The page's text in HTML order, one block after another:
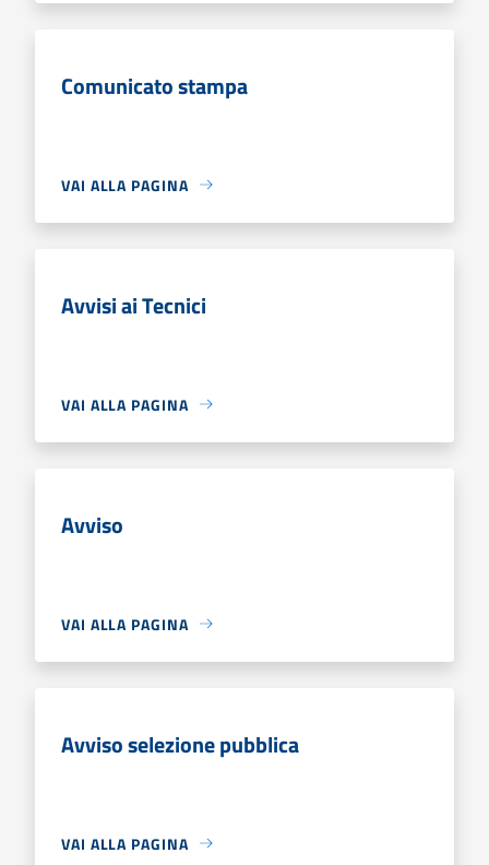
Comunicato stampa
VAI ALLA PAGINA
Avvisi ai Tecnici
VAI ALLA PAGINA
Avviso
VAI ALLA PAGINA
Avviso selezione pubblica
VAI ALLA PAGINA